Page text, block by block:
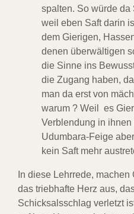
spalten. So würde da
weil eben Saft darin
dem Gierigen,
denen überwältigen
die Sinne ins
die Zugang haben,
man da erst von
warum ? Weil es
Verblendung in ihnen
Udumbara-Feige
kein Saft mehr
In diese Lehrrede,
das triebhafte Herz aus,
Schicksalsschlag verletzt